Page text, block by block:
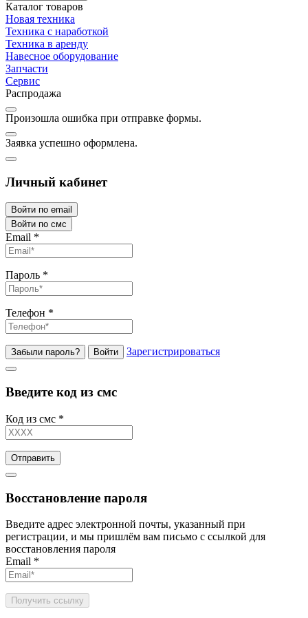
Каталог товаров
Новая техника
Техника с наработкой
Техника в аренду
Навесное оборудование
Запчасти
Сервис
Распродажа
Произошла ошибка при отправке формы.
Заявка успешно оформлена.
Личный кабинет
Войти по email
Войти по смс
Email *
Пароль *
Телефон *
Забыли пароль? Войти Зарегистрироваться
Введите код из смс
Код из смс *
Отправить
Восстановление пароля
Введите адрес электронной почты, указанный при
регистрации, и мы пришлём вам письмо с ссылкой для
восстановления пароля
Email *
Получить ссылку